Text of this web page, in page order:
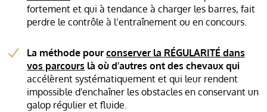
fortement et qui à tendance à charger les barres, fait
perdre le contrôle à l’entraînement ou en concours.
La méthode pour conserver la RÉGULARITÉ dans
vos parcours là où d'autres ont des chevaux qui
accélèrent systématiquement et qui leur rendent
impossible d'enchaîner les obstacles en conservant un
galop régulier et fluide.